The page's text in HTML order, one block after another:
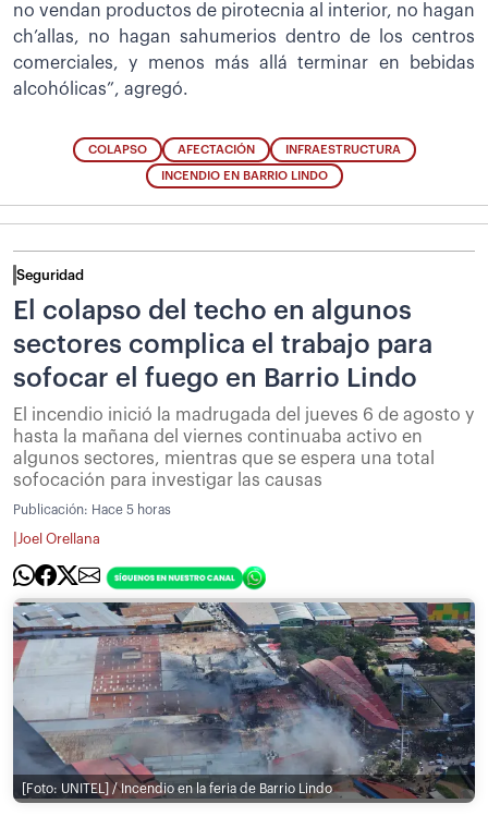
no vendan productos de pirotecnia al interior, no hagan
ch’allas, no hagan sahumerios dentro de los centros
comerciales, y menos más allá terminar en bebidas
alcohólicas”, agregó.
COLAPSO AFECTACIÓN INFRAESTRUCTURA
INCENDIO EN BARRIO LINDO
Seguridad
El colapso del techo en algunos
sectores complica el trabajo para
sofocar el fuego en Barrio Lindo
El incendio inició la madrugada del jueves 6 de agosto y
hasta la mañana del viernes continuaba activo en
algunos sectores, mientras que se espera una total
sofocación para investigar las causas
Publicación: Hace 5 horas
Joel Orellana
[Foto: UNITEL] / Incendio en la feria de Barrio Lindo